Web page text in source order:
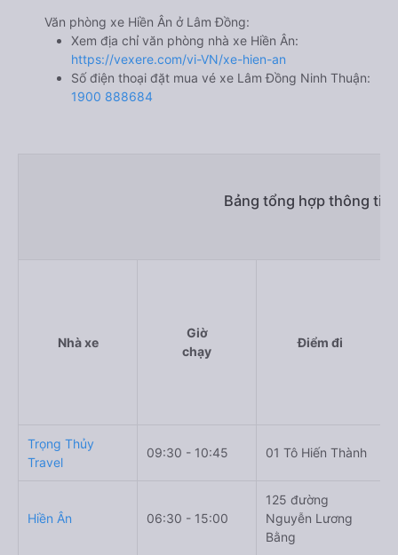
Văn phòng xe Hiền Ân ở Lâm Đồng:
Xem địa chỉ văn phòng nhà xe Hiền Ân:
https://vexere.com/vi-VN/xe-hien-an
Số điện thoại đặt mua vé xe Lâm Đồng Ninh Thuận:
1900 888684
Bảng tổng hợp thông tin
Nhà xe
Giờ
chạy
Điểm đi
Trọng Thủy
Travel
09:30 - 10:45 01 Tô Hiến Thành
Hiền Ân 06:30 - 15:00
125 đường
Nguyễn Lương
Bằng